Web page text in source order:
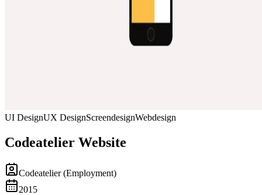
UI DesignUX DesignScreendesignWebdesign
Codeatelier Website
Codeatelier (Employment)
2015